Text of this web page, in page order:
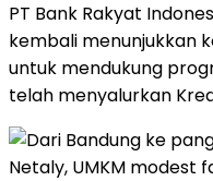
PT Bank Rakyat
kembali menunjukkan
untuk mendukung
telah menyalurkan